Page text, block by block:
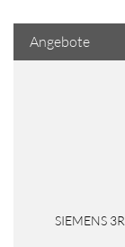
Angebote
SIEMENS